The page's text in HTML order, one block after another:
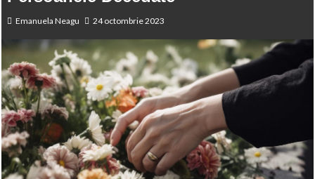
Emanuela Neagu 24 octombrie 2023